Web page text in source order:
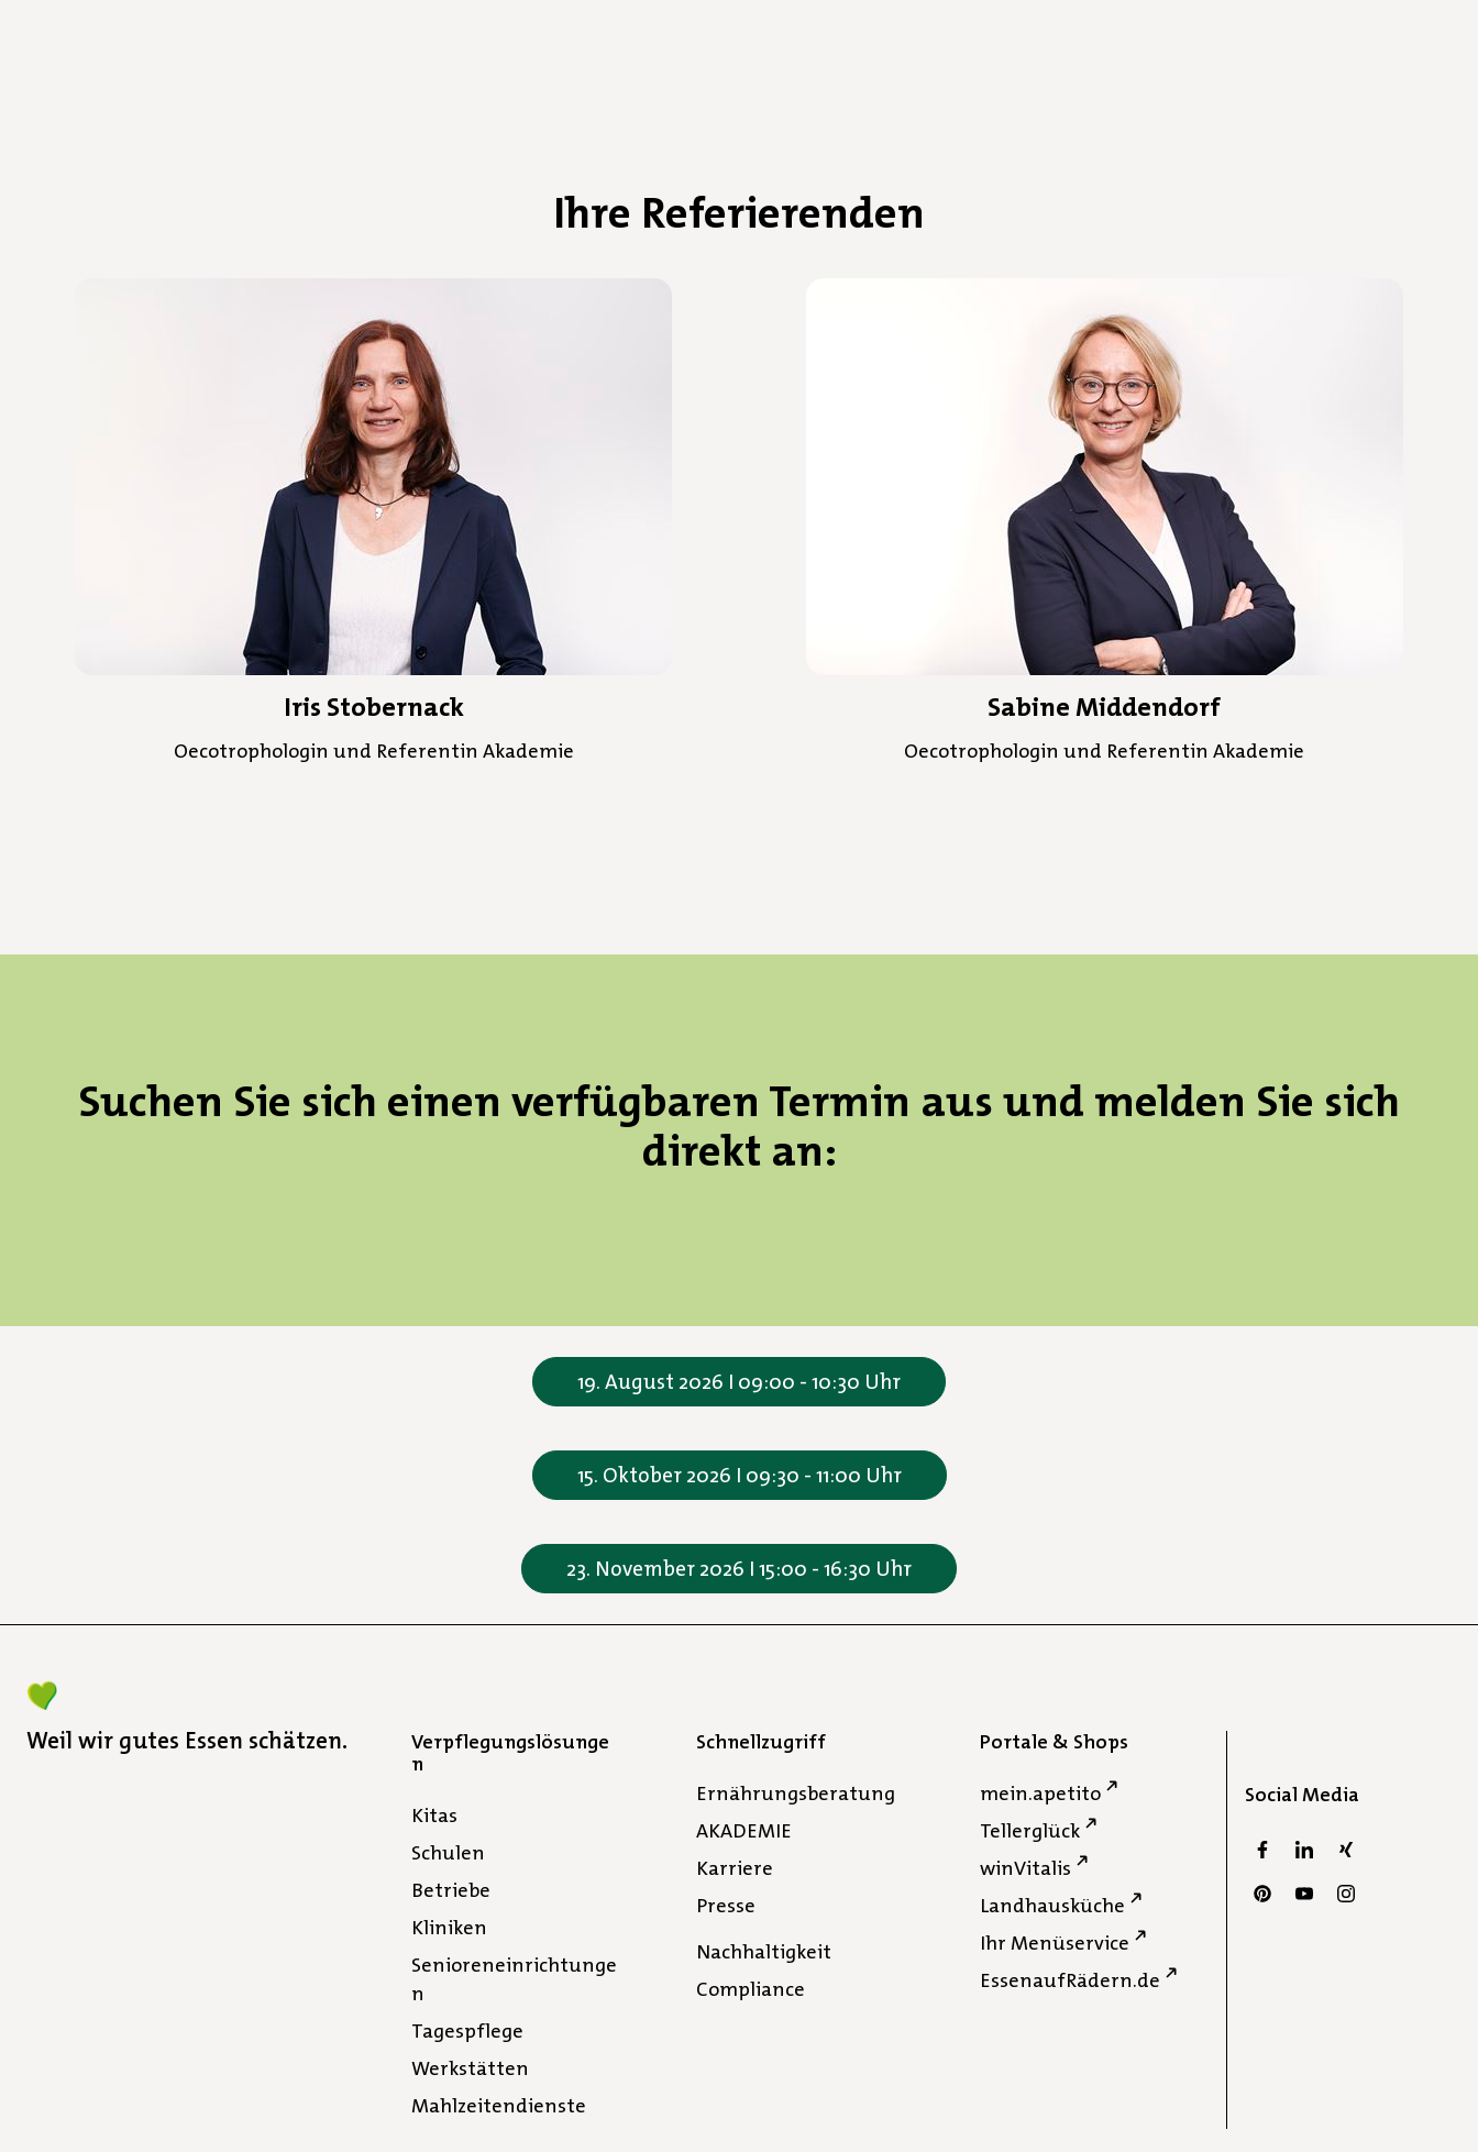
Ihre Referierenden
Iris Stobernack
Oecotrophologin und Referentin Akademie
Sabine Middendorf
Oecotrophologin und Referentin Akademie
Suchen Sie sich einen verfügbaren Termin aus und melden Sie sich
direkt an:
19. August 2026 I 09:00 - 10:30 Uhr
15. Oktober 2026 I 09:30 - 11:00 Uhr
23. November 2026 I 15:00 - 16:30 Uhr
Weil wir gutes Essen schätzen.
Verpflegungslösunge
n
Kitas
Schulen
Betriebe
Kliniken
Senioreneinrichtunge
n
Tagespflege
Werkstätten
Mahlzeitendienste
Schnellzugriff
Ernährungsberatung
AKADEMIE
Karriere
Presse
Nachhaltigkeit
Compliance
Portale & Shops
mein.apetito
Tellerglück
winVitalis
Landhausküche
Ihr Menüservice
EssenaufRädern.de
Social Media